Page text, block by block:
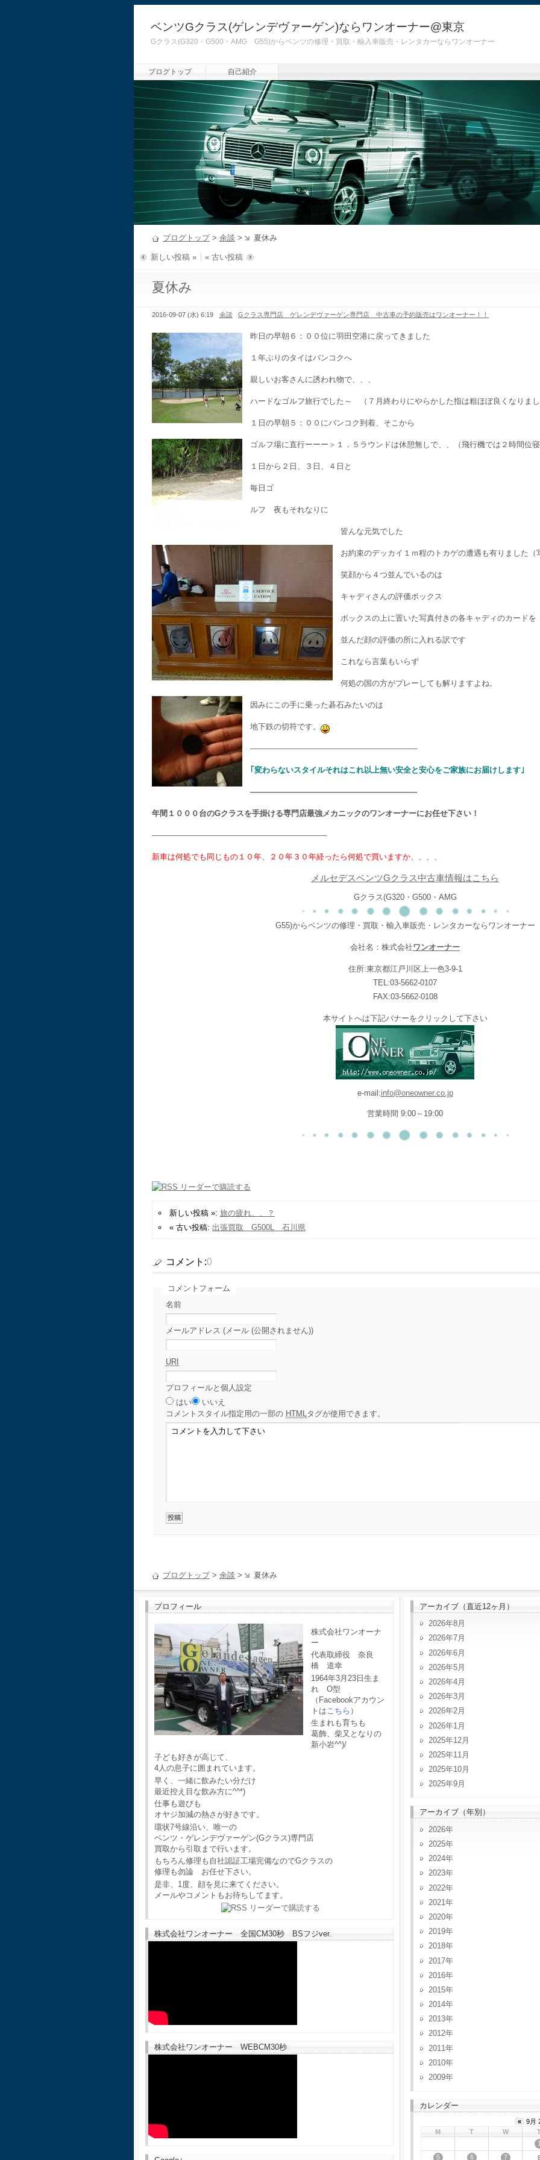
ベンツGクラス(ゲレンデヴァーゲン)ならワンオーナー@東京
Gクラス(G320・G500・AMG G55)からベンツの修理・買取・輸入車販売・レンタカーならワンオーナー
ブログトップ 自己紹介
ブログトップ> 余談 > 夏休み
新しい投稿 » « 古い投稿
夏休み
2016-09-07 (水) 6:19 余談 Gクラス専門店 ゲレンデヴァーゲン専門店 中古車の予約販売はワンオーナー！！
昨日の早朝６：００位に羽田空港に戻ってきました
１年ぶりのタイはバンコクへ
親しいお客さんに誘われ物で、、、
ハードなゴルフ旅行でした～ （７月終わりにやらかした指は粗ほぼ良くなりまし
１日の早朝５：００にバンコク到着、そこから
ゴルフ場に直行ーーー＞１．５ラウンドは休憩無しで、、（飛行機では２時間位寝
１日から２日、３日、４日と
毎日ゴ
ルフ 夜もそれなりに
皆んな元気でした
お約束のデッカイ１ｍ程のトカゲの遭遇も有りました（
笑顔から４つ並んでいるのは
キャディさんの評価ボックス
ボックスの上に置いた写真付きの各キャディのカードを
並んだ顔の評価の所に入れる訳です
これなら言葉もいらず
何処の国の方がプレーしても解りますよね。
因みにこの手に乗った碁石みたいのは
地下鉄の切符です。
—————————————————————-
｢変わらないスタイルそれはこれ以上無い安全と安心をご家族にお届けします｣
—————————————————————-
年間１０００台のGクラスを手掛ける専門店最強メカニックのワンオーナーにお任せ下さい！
——————————————————————-
新車は何処でも同じもの１０年、２０年３０年経ったら何処で買いますか、、、
メルセデスベンツGクラス中古車情報はこちら
Gクラス(G320・G500・AMG
G55)からベンツの修理・買取・輸入車販売・レンタカーならワンオーナー
会社名：株式会社ワンオーナー
住所:東京都江戸川区上一色3-9-1
TEL:03-5662-0107
FAX:03-5662-0108
本サイトへは下記バナーをクリックして下さい
e-mail:info@oneowner.co.jp
営業時間 9:00～19:00
新しい投稿 »: 旅の疲れ、、？
« 古い投稿: 出張買取 G500L 石川県
コメント:0
コメントフォーム
名前
メールアドレス (メール (公開されません))
URI
プロフィールと個人設定
はい
いいえ
コメント スタイル指定用の一部の HTML タグが使用できます。
ブログトップ> 余談 > 夏休み
プロフィール
株式会社ワンオーナ
ー
代表取締役 奈良
橋 道幸
1964年3月23日生ま
れ O型
（Facebookアカウン
トは こちら ）
生まれも育ちも
葛飾、柴又となりの
新小岩^^)/
子ども好きが高じて、
4人の息子に囲まれています。
早く、一緒に飲みたい分だけ
最近控え目な飲み方に^^*)
仕事も遊びも
オヤジ加減の熱さが好きです。
環状7号線沿い、唯一の
ベンツ・ゲレンデヴァーゲン(Gクラス)専門店
買取から引取まで行います。
もちろん修理も自社認証工場完備なのでGクラスの
修理も勿論 お任せ下さい。
是非、1度、顔を見に来てください。
メールやコメントもお待ちしてます。
株式会社ワンオーナー 全国CM30秒 BSフジver.
株式会社ワンオーナー WEBCM30秒
アーカイブ（直近12ヶ月）
2026年8月
2026年7月
2026年6月
2026年5月
2026年4月
2026年3月
2026年2月
2026年1月
2025年12月
2025年11月
2025年10月
2025年9月
アーカイブ（年別）
2026
2025
2024
2023
2022
2021
2020
2019
2018
2017
2016
2015
2014
2013
2012
2011
2010
2009
カレンダー
« 9月
M
T W
1
5
6 7